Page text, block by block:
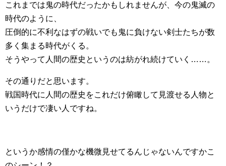
これまでは鬼の時代だったかもしれませんが、今の鬼滅の
時代のように、
圧倒的に不利なはずの戦いでも鬼に負けない剣士たちが数
多く集まる時代がくる。
そうやって人間の歴史というのは紡がれ続けていく……。
その通りだと思います。
戦国時代に人間の歴史をこれだけ俯瞰して見渡せる人物と
いうだけで凄い人ですね。
というか感情の僅かな機微見せてるんじゃないんですかこ